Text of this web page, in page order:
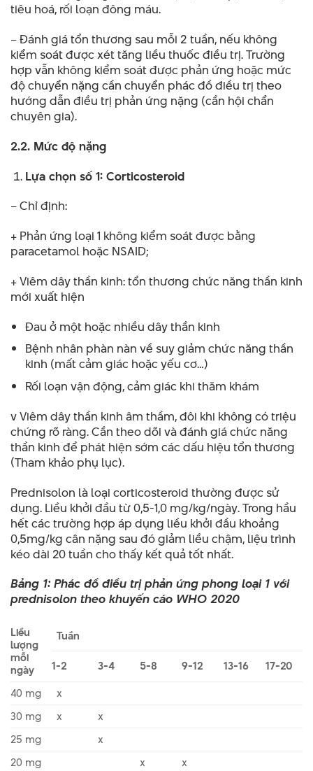
tiêu hoá, rối loạn đông máu.
– Đánh giá tổn thương sau mỗi 2 tuần, nếu không
kiểm soát được xét tăng liều thuốc điều trị. Trường
hợp vẫn không kiểm soát được phản ứng hoặc mức
độ chuyển nặng cần chuyển phác đồ điều trị theo
hướng dẫn điều trị phản ứng nặng (cần hội chẩn
chuyên gia).
2.2. Mức độ nặng
Lựa chọn số 1: Corticosteroid
– Chỉ định:
+ Phản ứng loại 1 không kiểm soát được bằng
paracetamol hoặc NSAID;
+ Viêm dây thần kinh: tổn thương chức năng thần kinh
mới xuất hiện
Đau ở một hoặc nhiều dây thần kinh
Bệnh nhân phàn nàn về suy giảm chức năng thần
kinh (mất cảm giác hoặc yếu cơ…)
Rối loạn vận động, cảm giác khi thăm khám
v Viêm dây thần kinh âm thầm, đôi khi không có triệu
chứng rõ ràng. Cần theo dõi và đánh giá chức năng
thần kinh để phát hiện sớm các dấu hiệu tổn thương
(Tham khảo phụ lục).
Prednisolon là loại corticosteroid thường được sử
dụng. Liều khởi đầu từ 0,5-1,0 mg/kg/ngày. Trong hầu
hết các trường hợp áp dụng liều khởi đầu khoảng
0,5mg/kg cân nặng sau đó giảm liều chậm, liệu trình
kéo dài 20 tuần cho thấy kết quả tốt nhất.
Bảng 1: Phác đồ điều trị phản ứng phong loại 1 với
prednisolon theo khuyến cáo WHO 2020
Liều
lượng
mỗi
ngày
Tuần
1-2 3-4 5-8 9-12 13-16
17-20
40 mg
x
30 mg
x
x
25 mg
x
20 mg
x x